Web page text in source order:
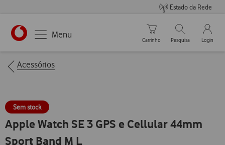
Estado da Rede
https://www.vodafone.pt
Menu
Carrinho de compras
Carrinho
Pesquisar
Pesquisa
My
Login
Breadcrumbs
Acessórios
Sem stock
Apple Watch SE 3 GPS e Cellular 44mm
Sport Band M L